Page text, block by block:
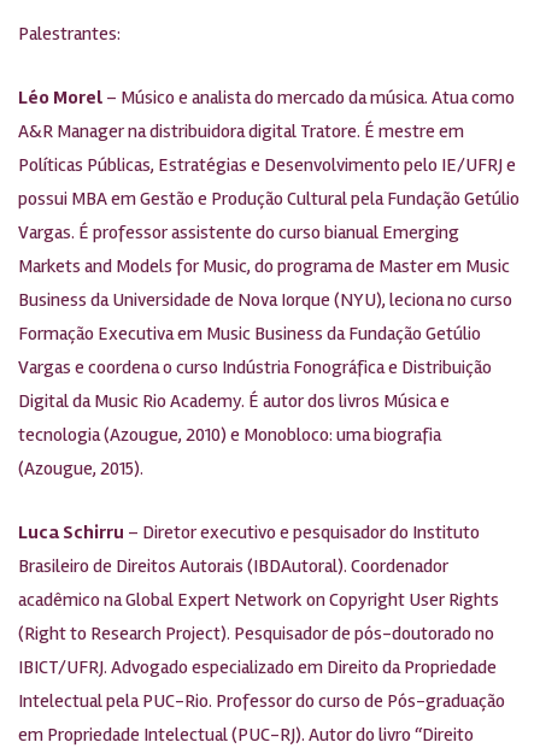
Palestrantes:
Léo Morel – Músico e analista do mercado da música. Atua como
A&R Manager na distribuidora digital Tratore. É mestre em
Políticas Públicas, Estratégias e Desenvolvimento pelo IE/UFRJ e
possui MBA em Gestão e Produção Cultural pela Fundação Getúlio
Vargas. É professor assistente do curso bianual Emerging
Markets and Models for Music, do programa de Master em Music
Business da Universidade de Nova Iorque (NYU), leciona no curso
Formação Executiva em Music Business da Fundação Getúlio
Vargas e coordena o curso Indústria Fonográfica e Distribuição
Digital da Music Rio Academy. É autor dos livros Música e
tecnologia (Azougue, 2010) e Monobloco: uma biografia
(Azougue, 2015).
Luca Schirru – Diretor executivo e pesquisador do Instituto
Brasileiro de Direitos Autorais (IBDAutoral). Coordenador
acadêmico na Global Expert Network on Copyright User Rights
(Right to Research Project). Pesquisador de pós-doutorado no
IBICT/UFRJ. Advogado especializado em Direito da Propriedade
Intelectual pela PUC-Rio. Professor do curso de Pós-graduação
em Propriedade Intelectual (PUC-RJ). Autor do livro “Direito